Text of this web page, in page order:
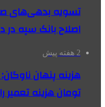
اصلاح بانک سپه در
2 هفته پیش
هزینه پنهان
تومان هزینه